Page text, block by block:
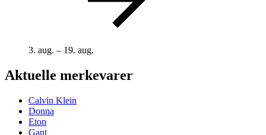
3. aug. – 19. aug.
Aktuelle merkevarer
Calvin Klein
Donna
Eton
Gant